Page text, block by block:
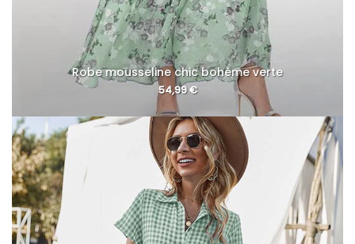
Robe mousseline chic bohème verte
54,99€